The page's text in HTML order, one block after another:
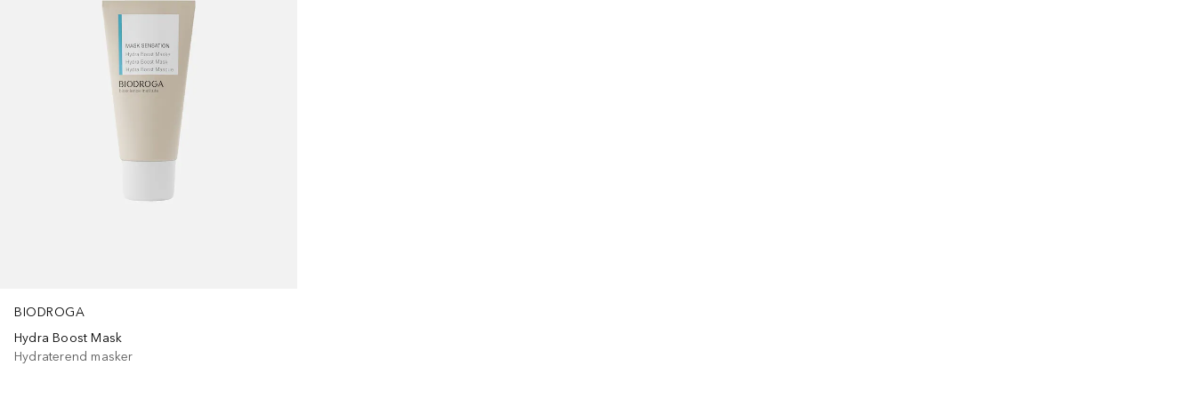
BIODROGA
Hydra Boost Mask
Hydraterend masker